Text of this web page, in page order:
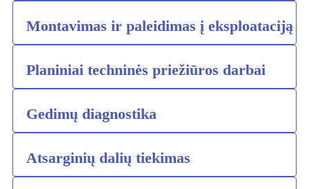
Montavimas ir paleidimas į eksploataciją
Planiniai techninės priežiūros darbai
Gedimų diagnostika
Atsarginių dalių tiekimas